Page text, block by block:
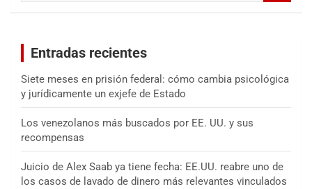
Entradas recientes
Siete meses en prisión federal: cómo cambia psicológica
y jurídicamente un exjefe de Estado
Los venezolanos más buscados por EE. UU. y sus
recompensas
Juicio de Alex Saab ya tiene fecha: EE.UU. reabre uno de
los casos de lavado de dinero más relevantes vinculados